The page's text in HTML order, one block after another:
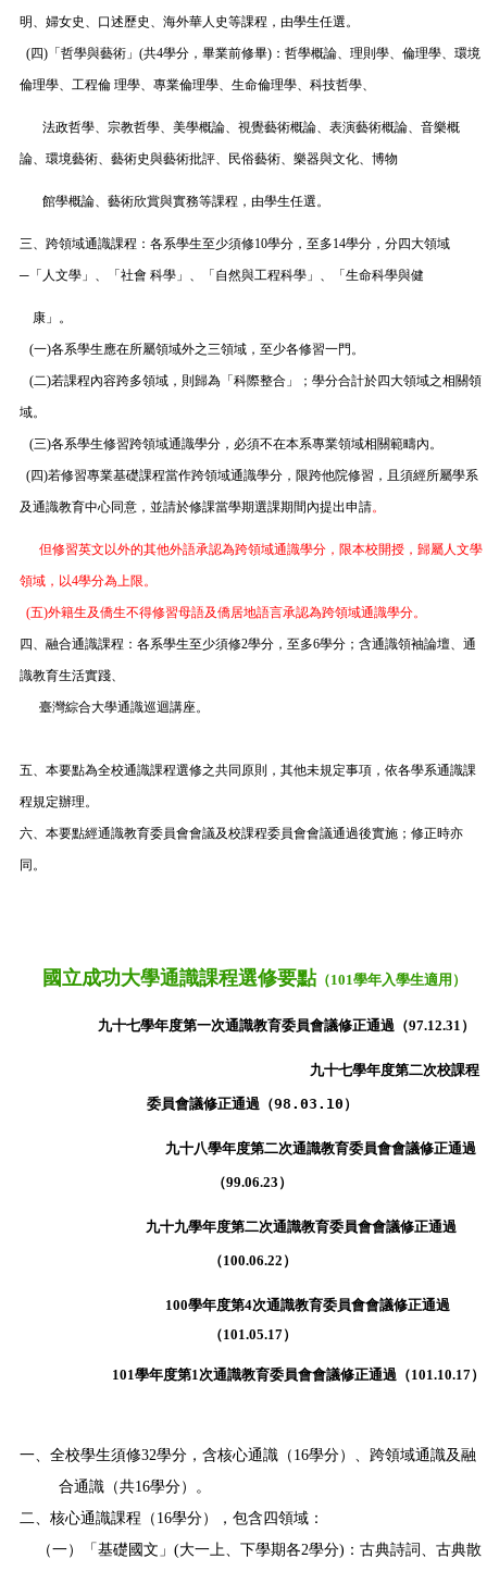
明、婦女史、口述歷史、海外華人史等課程，由學生任選。
(四)「哲學與藝術」(共4學分，畢業前修畢)：哲學概論、理則學、倫理學、環境
倫理學、工程倫 理學、專業倫理學、生命倫理學、科技哲學、
法政哲學、宗教哲學、美學概論、視覺藝術概論、表演藝術概論、音樂概
論、環境藝術、藝術史與藝術批評、民俗藝術、樂器與文化、博物
館學概論、藝術欣賞與實務等課程，由學生任選。
三、跨領域通識課程：各系學生至少須修10學分，至多14學分，分四大領域
─「人文學」、「社會 科學」、「自然與工程科學」、「生命科學與健
康」。
(一)各系學生應在所屬領域外之三領域，至少各修習一門。
(二)若課程內容跨多領域，則歸為「科際整合」；學分合計於四大領域之相關領
域。
(三)各系學生修習跨領域通識學分，必須不在本系專業領域相關範疇內。
(四)若修習專業基礎課程當作跨領域通識學分，限跨他院修習，且須經所屬學系
及通識教育中心同意，並請於修課當學期選課期間內提出申請。
但修習英文以外的其他外語承認為跨領域通識學分，限本校開授，歸屬人文學
領域，以4學分為上限。
(五)外籍生及僑生不得修習母語及僑居地語言承認為跨領域通識學分。
四、融合通識課程：各系學生至少須修2學分，至多6學分；含通識領袖論壇、通
識教育生活實踐、
臺灣綜合大學通識巡迴講座。
五、本要點為全校通識課程選修之共同原則，其他未規定事項，依各學系通識課
程規定辦理。
六、本要點經通識教育委員會會議及校課程委員會會議通過後實施；修正時亦
同。
國立成功大學通識課程選修要點（101學年入學生適用）
九十七學年度第一次通識教育委員會議修正通過（97.12.31）
九十七學年度第二次校課程
委員會議修正通過（98.03.10）
九十八學年度第二次通識教育委員會會議修正通過
（99.06.23）
九十九學年度第二次通識教育委員會會議修正通過
（100.06.22 ）
100學年度第4次通識教育委員會會議修正通過
（101.05.17）
101學年度第1次通識教育委員會會議修正通過 （101.10.17）
一、全校學生須修32學分，含核心通識（16學分）、跨領域通識及融
合通識（共16學分）。
二、核心通識課程（16學分），包含四領域：
（一）「基礎國文」(大一 上 下學期各2學分) ： 古典詩詞、古典散